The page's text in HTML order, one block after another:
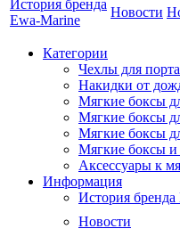
История бренда
Ewa-Marine
Новости
Категории
Чехлы для
Накидки от
Мягкие боксы
Мягкие боксы
Мягкие боксы
Мягкие боксы и
Аксессуары к
Информация
История
Новости